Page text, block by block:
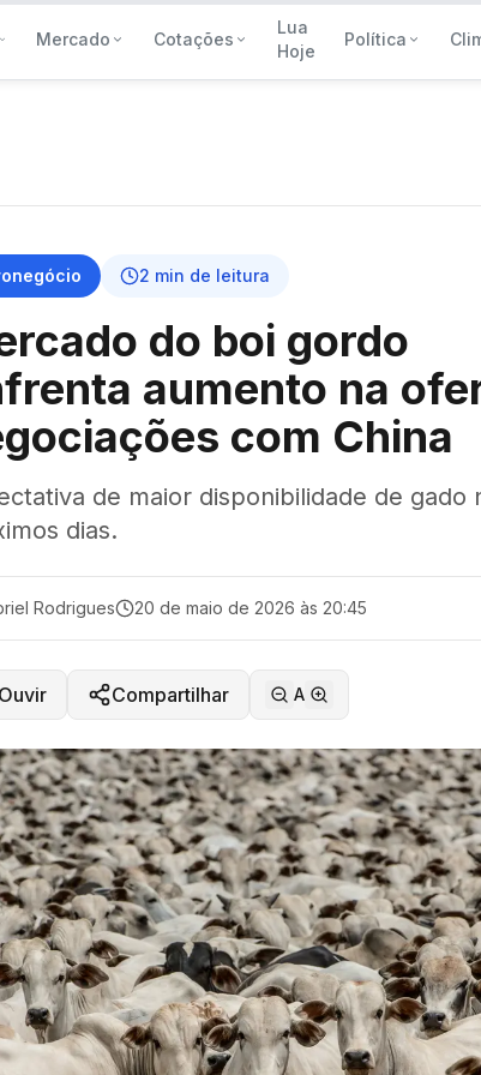
Mercado Cotações
Lua
Hoje
Política
2 min de leitura
do boi gordo
aumento na
com China
de maior disponibilidade de gado
dias.
Rodrigues 20 de maio de 2026 às 20:45
Compartilhar A